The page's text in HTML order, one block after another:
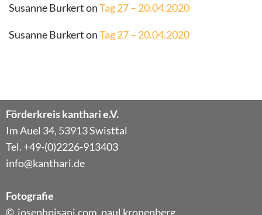
Susanne BurkertonTag 27 – 20.04.2020
Susanne BurkertonTag 27 – 20.04.2020
Förderkreis kanthari e.V.
Im Auel 34, 53913 Swisttal
Tel. +49-(0)2226-913403
info@kanthari.de
Fotografie
© josephpisani.com, paul kronenberg